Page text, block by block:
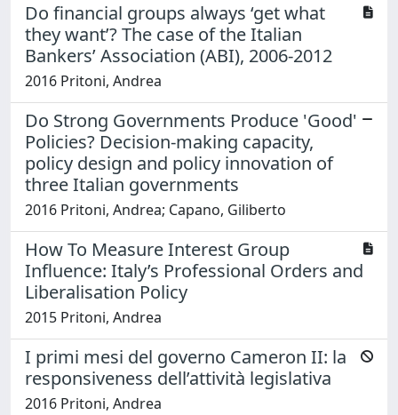
Do financial groups always ‘get what
they want’? The case of the Italian
Bankers’ Association (ABI), 2006-2012
2016 Pritoni, Andrea
Do Strong Governments Produce 'Good'
Policies? Decision-making capacity,
policy design and policy innovation of
three Italian governments
2016 Pritoni, Andrea; Capano, Giliberto
How To Measure Interest Group
Influence: Italy’s Professional Orders and
Liberalisation Policy
2015 Pritoni, Andrea
I primi mesi del governo Cameron II: la
responsiveness dell’attività legislativa
2016 Pritoni, Andrea